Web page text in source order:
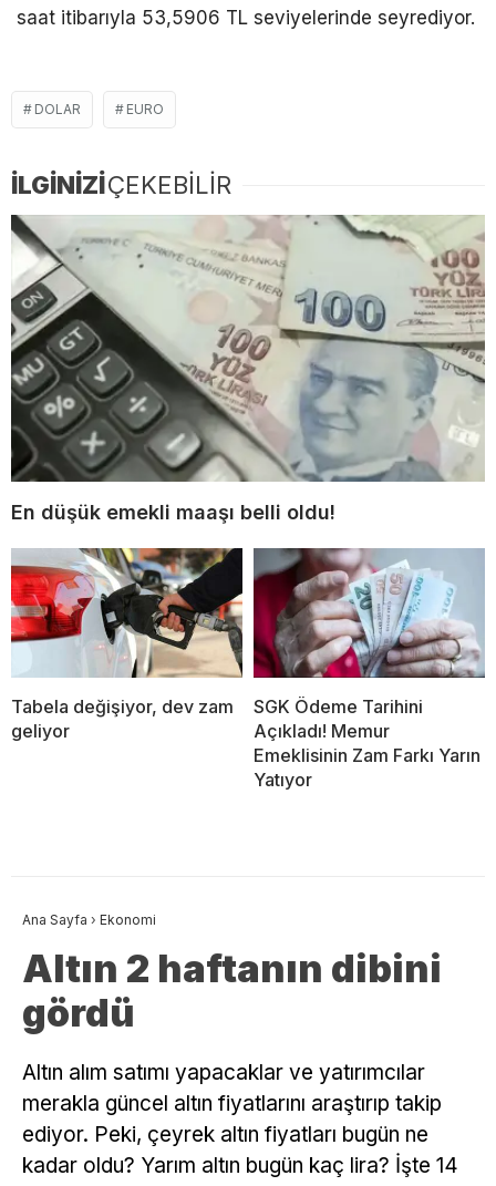
saat itibarıyla 53,5906 TL seviyelerinde seyrediyor.
DOLAR EURO
İLGİNİZİÇEKEBİLİR
En düşük emekli maaşı belli oldu!
Tabela değişiyor, dev zam
geliyor
SGK Ödeme Tarihini
Açıkladı! Memur
Emeklisinin Zam Farkı Yarın
Yatıyor
Ana Sayfa › Ekonomi
Altın 2 haftanın dibini
gördü
Altın alım satımı yapacaklar ve yatırımcılar
merakla güncel altın fiyatlarını araştırıp takip
ediyor. Peki, çeyrek altın fiyatları bugün ne
kadar oldu? Yarım altın bugün kaç lira? İşte 14